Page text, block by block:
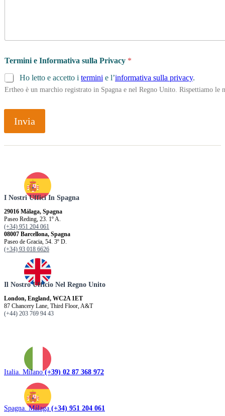
Termini e Informativa sulla Privacy *
Ho letto e accetto i termini e l’informativa sulla privacy.
Ertheo è un marchio registrato in Spagna e nel Regno Unito. Rispettiamo
Invia
I Nostri Uffici In Spagna
29016 Málaga, Spagna
Paseo Reding, 23. 1º A.
(+34) 951 204 061
08007 Barcellona, ​​Spagna
Paseo de Gracia, 54. 3º D.
(+34) 93 018 6626
Il Nostro Ufficio Nel Regno Unito
London, England, WC2A 1ET
87 Chancery Lane, Third Floor, A&T
(+44) 203 769 94 43
Italia. Milano(+39) 02 87 368 972
Spagna. Málaga (+34) 951 204 061